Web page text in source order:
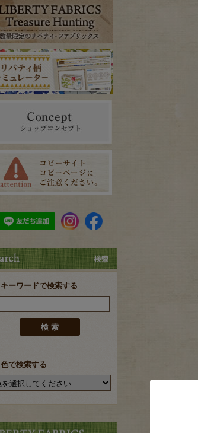
キーワードで検索する
色で検索する